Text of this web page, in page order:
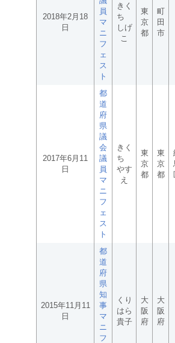
2018年2月18
日
員
マ
ニ
フ
ェ
ス
ト
きく
ち
しげ
こ
東
京
都
町
田
市
2017年6月11
日
都
道
府
県
議
会
議
員
マ
ニ
フ
ェ
ス
ト
きく
ち
やす
え
東
京
都
東
京
都
2015年11月11
日
都
道
府
県
知
事
マ
ニ
フ
くり
はら
貴子
大
阪
府
大
阪
府